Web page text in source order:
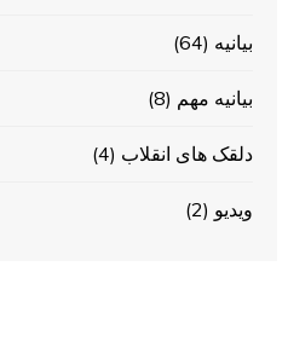
بیانیه (64)
بیانیه مهم (8)
دلقک های انقلاب (4)
ویدیو (2)